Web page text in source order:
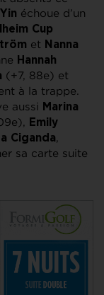
échoue d’un
Cup
et Nanna
Hannah
(+7, 88e) et
à la trappe.
aussi Marina
Emily
Ciganda,
sa carte suite